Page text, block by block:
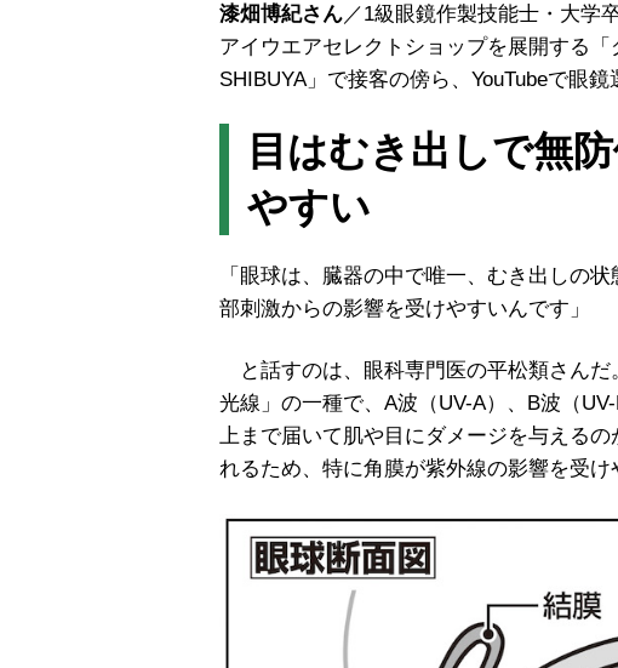
漆畑博紀さん ／1級眼鏡作製技能士・大学
アイウエアセレクトショップを展開する
SHIBUYA」で接客の傍ら、YouTubeで眼
目はむき出しで無
やすい
「眼球は、臓器の中で唯一、むき出しの
部刺激からの影響を受けやすいんです」
と話すのは、眼科専門医の平松類さん
光線」の一種で、A波（UV-A）、B波（
上まで届いて肌や目にダメージを与える
れるため、特に角膜が紫外線の影響を受け